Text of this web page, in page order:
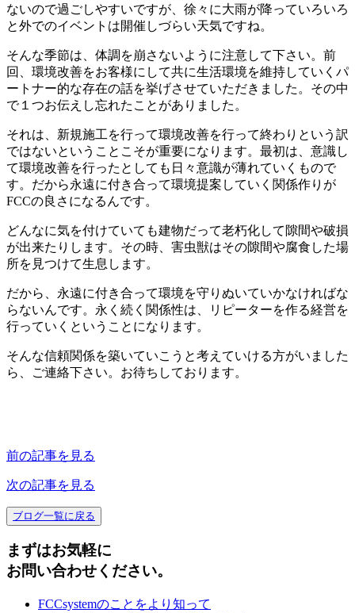
ないので過ごしやすいですが、徐々に大雨が降っていろいろ
と外でのイベントは開催しづらい天気ですね。
そんな季節は、体調を崩さないように注意して下さい。前
回、環境改善をお客様にして共に生活環境を維持していくパ
ートナー的な存在の話を挙げさせていただきました。その中
で１つお伝えし忘れたことがありました。
それは、新規施工を行って環境改善を行って終わりという訳
ではないということこそが重要になります。最初は、意識し
て環境改善を行ったとしても日々意識が薄れていくもので
す。だから永遠に付き合って環境提案していく関係作りが
FCCの良さになるんです。
どんなに気を付けていても建物だって老朽化して隙間や破損
が出来たりします。その時、害虫獣はその隙間や腐食した場
所を見つけて生息します。
だから、永遠に付き合って環境を守りぬいていかなければな
らないんです。永く続く関係性は、リピーターを作る経営を
行っていくということになります。
そんな信頼関係を築いていこうと考えていける方がいました
ら、ご連絡下さい。お待ちしております。
前の記事を見る
次の記事を見る
ブログ一覧に戻る
まずはお気軽に
お問い合わせください。
FCCsystemのことをより知って